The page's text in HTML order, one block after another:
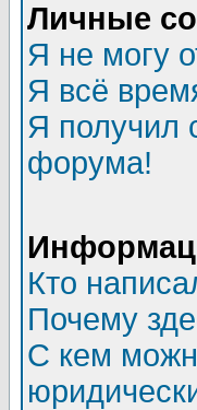
Личные
Я не могу
Я всё
Я получил
форума!
Кто
Почему
С кем